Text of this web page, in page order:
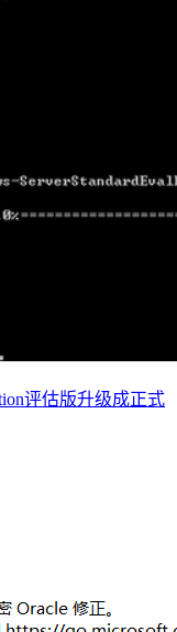
评估版升级成正式